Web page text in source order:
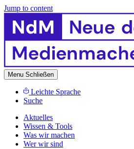
Jump to content
Menu Schließen
Leichte Sprache
Suche
Aktuelles
Wissen & Tools
Was wir machen
Wer wir sind